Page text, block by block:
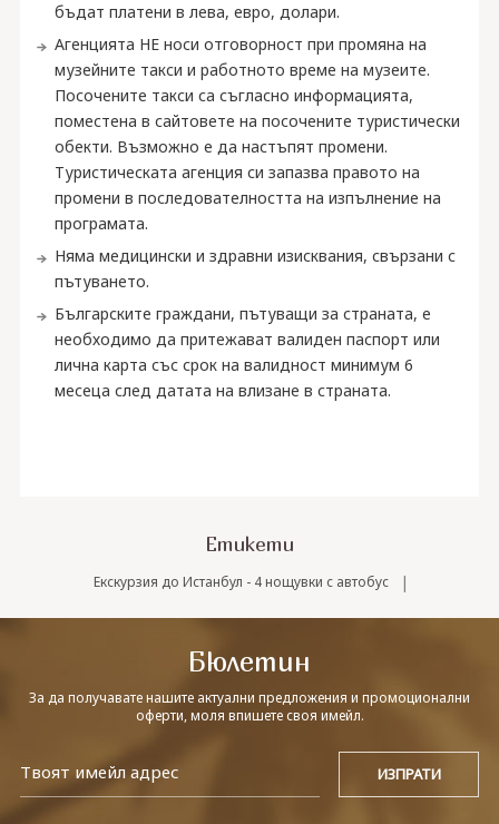
бъдат платени в лева, евро, долари.
Агенцията НЕ носи отговорност при промяна на
музейните такси и работното време на музеите.
Посочените такси са съгласно информацията,
поместена в сайтовете на посочените туристически
обекти. Възможно е да настъпят промени.
Туристическата агенция си запазва правото на
промени в последователността на изпълнение на
програмата.
Няма медицински и здравни изисквания, свързани с
пътуването.
Българските граждани, пътуващи за страната, е
необходимо да притежават валиден паспорт или
лична карта със срок на валидност минимум 6
месеца след датата на влизане в страната.
Етикети
Екскурзия до Истанбул - 4 нощувки с автобус |
Бюлетин
За да получавате нашите актуални предложения и промоционални
оферти, моля впишете своя имейл.